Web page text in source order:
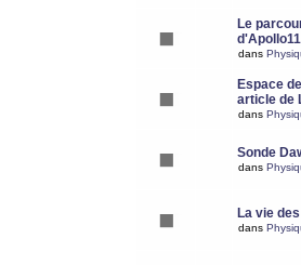
Le
d'Apollo11
dans
Espace
article de
dans
Sonde
dans
La vie
dans